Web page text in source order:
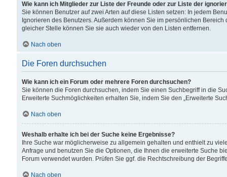
Wie kann ich Mitglieder zur Liste der Freunde oder zur Liste der
Sie können Benutzer auf zwei Arten auf diese Listen setzen: In jedem
Ignorieren des Benutzers. Außerdem können Sie im persönlichen
gleicher Stelle können Sie sie auch wieder von den Listen entfernen.
Nach oben
Die Foren durchsuchen
Wie kann ich ein Forum oder mehrere Foren durchsuchen?
Sie können die Foren durchsuchen, indem Sie einen Suchbegriff in die
Erweiterte Suchmöglichkeiten erhalten Sie, indem Sie den „Erweiterte
Nach oben
Weshalb erhalte ich bei der Suche keine Ergebnisse?
Ihre Suche war möglicherweise zu allgemein gehalten und enthielt zu
Anfrage und benutzen Sie die Optionen, die Ihnen die erweiterte Suche
Forum verwendet wurden. Prüfen Sie ggf. die Rechtschreibung der
Nach oben